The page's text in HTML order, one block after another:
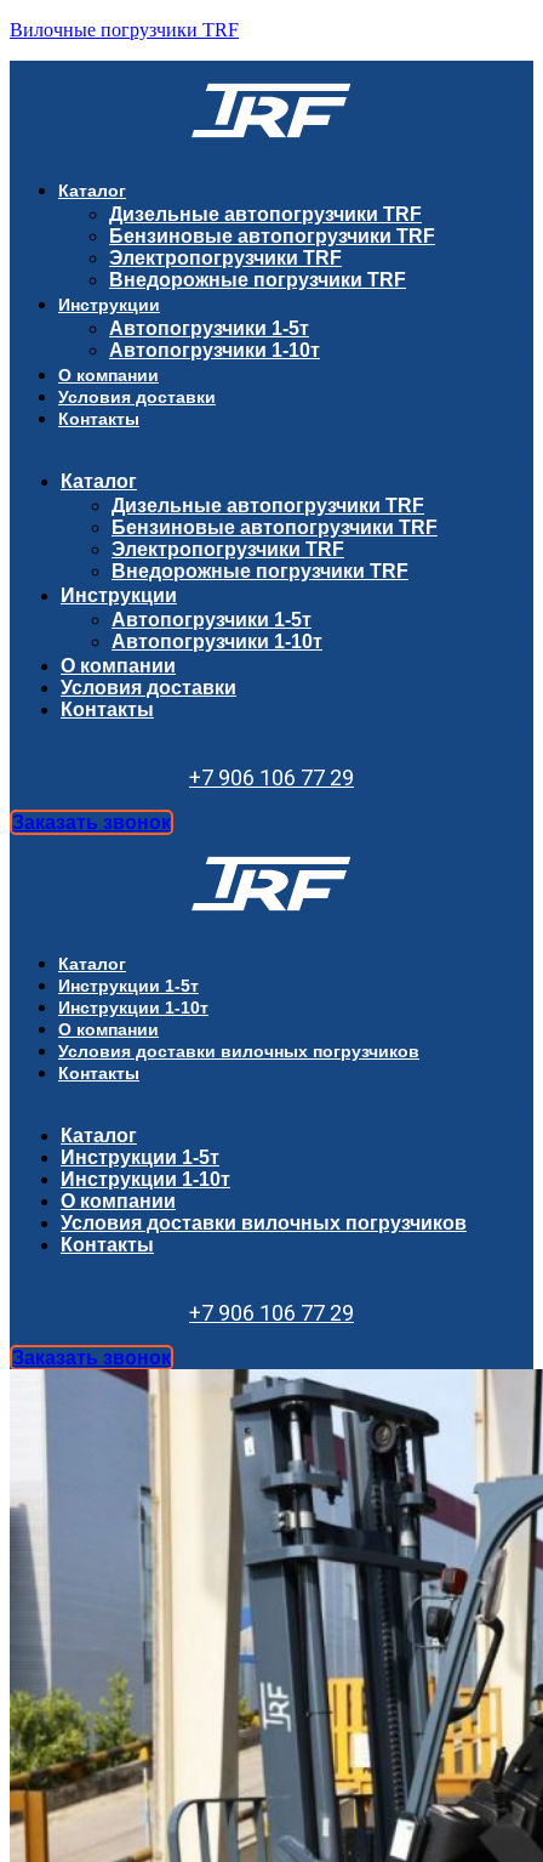
Вилочные погрузчики TRF
Каталог
Дизельные автопогрузчики TRF
Бензиновые автопогрузчики TRF
Электропогрузчики TRF
Внедорожные погрузчики TRF
Инструкции
Автопогрузчики 1-5т
Автопогрузчики 1-10т
О компании
Условия доставки
Контакты
Каталог
Дизельные автопогрузчики TRF
Бензиновые автопогрузчики TRF
Электропогрузчики TRF
Внедорожные погрузчики TRF
Инструкции
Автопогрузчики 1-5т
Автопогрузчики 1-10т
О компании
Условия доставки
Контакты
+7 906 106 77 29
Заказать звонок
Каталог
Инструкции 1-5т
Инструкции 1-10т
О компании
Условия доставки вилочных погрузчиков
Контакты
Каталог
Инструкции 1-5т
Инструкции 1-10т
О компании
Условия доставки вилочных погрузчиков
Контакты
+7 906 106 77 29
Заказать звонок